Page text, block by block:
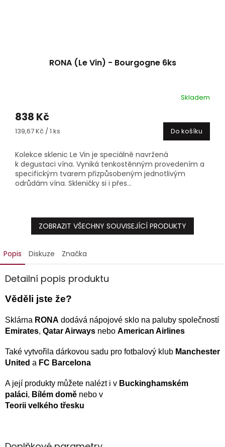
RONA (Le Vin) - Bourgogne 6ks
Skladem
838 Kč
Měrná
139,67 Kč / 1 ks Do košíku
Kolekce sklenic Le Vin je speciálně navržená
k degustaci vína. Vyniká tenkostěnným provedením a
specifickým tvarem přizpůsobeným jednotlivým
odrůdám vína. Skleničky si i přes...
ZOBRAZIT VŠECHNY SOUVISEJÍCÍ PRODUKTY
Popis Diskuze Značka
Detailní popis produktu
Věděli jste že?
Sklárna RONA dodává nápojové sklo na paluby společností
Emirates, Qatar Airways nebo American Airlines
Také vytvořila dárkovou sadu pro fotbalový klub Manchester
United a FC Barcelona
A její produkty můžete nalézt i v Buckinghamském
paláci, Bílém domě nebo v
Teorii velkého třesku